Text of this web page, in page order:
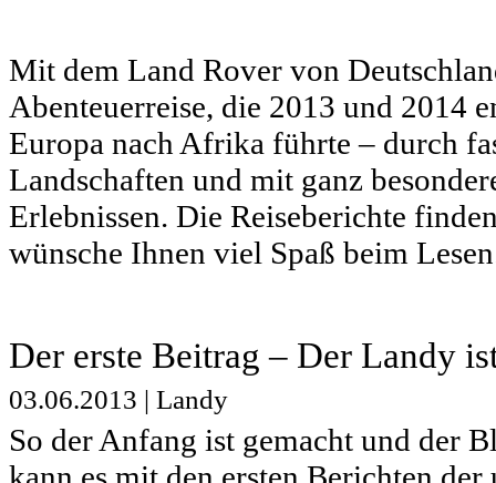
Mit dem Land Rover von
Abenteuerreise, die 2013 und 2014
Europa nach Afrika führte – durch
Landschaften und mit ganz
Erlebnissen. Die Reiseberichte
wünsche Ihnen viel Spaß beim
Der erste Beitrag – Der Landy
03.06.2013 | Landy
So der Anfang ist gemacht und der